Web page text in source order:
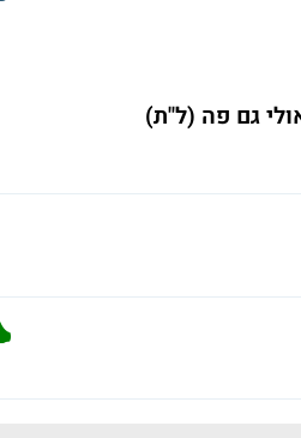
גם פה (ל"ת)